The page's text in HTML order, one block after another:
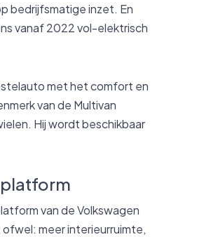
bedrijfsmatige inzet. En
vanaf 2022 vol-elektrisch
met het comfort en
van de Multivan
Hij wordt beschikbaar
van de Volkswagen
meer interieurruimte,